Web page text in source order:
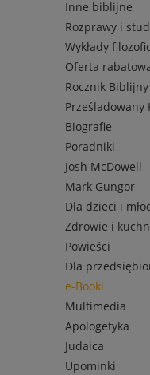
Inne biblijne
Rozprawy i
Wykłady
Oferta
Rocznik Biblijny
Prześladowany
Biografie
Poradniki
Josh McDowell
Mark Gungor
Dla dzieci i
Zdrowie i
Powieści
Dla
e-Booki
Multimedia
Apologetyka
Judaica
Upominki